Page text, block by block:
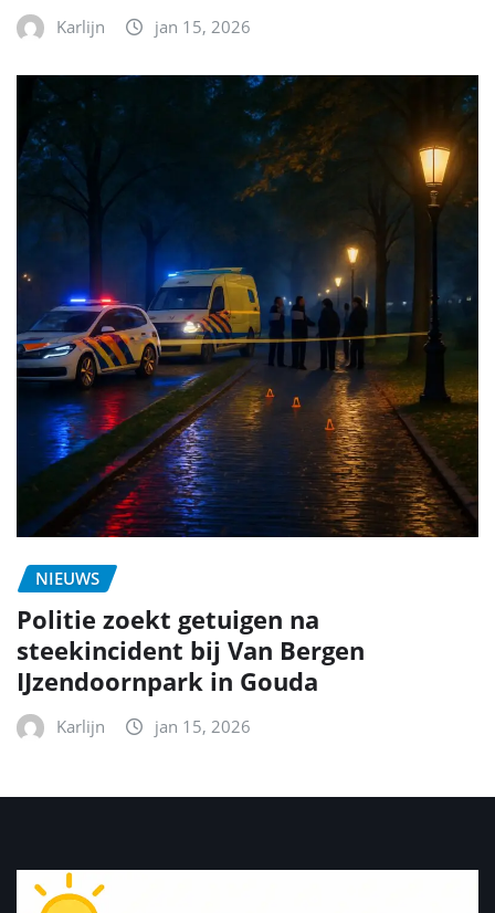
Karlijn jan 15, 2026
NIEUWS
Politie zoekt getuigen na
steekincident bij Van Bergen
IJzendoornpark in Gouda
Karlijn jan 15, 2026